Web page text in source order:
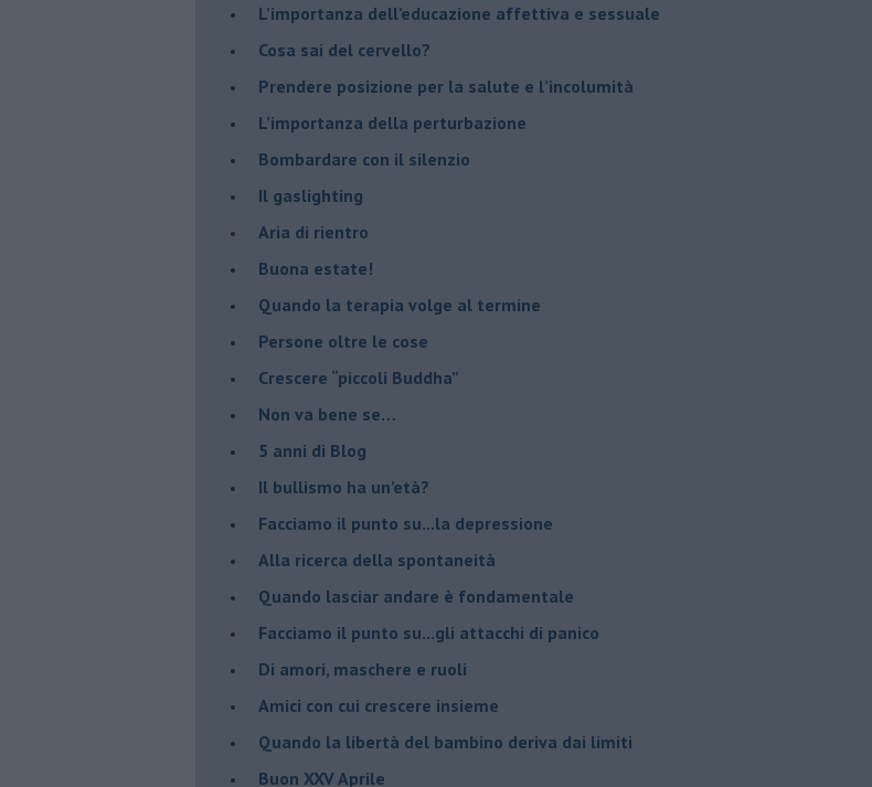
​L’importanza dell’educazione affettiva e sessuale
​Cosa sai del cervello?
Prendere posizione per la salute e l’incolumità
L’importanza della perturbazione
​Bombardare con il silenzio
Il gaslighting
Aria di rientro
Buona estate!
​Quando la terapia volge al termine
​Persone oltre le cose
​Crescere “piccoli Buddha”
Non va bene se…
​5 anni di Blog
​Il bullismo ha un’età?
Facciamo il punto su...la depressione
​Alla ricerca della spontaneità
​Quando lasciar andare è fondamentale
Facciamo il punto su...gli attacchi di panico
Di amori, maschere e ruoli
​Amici con cui crescere insieme
​Quando la libertà del bambino deriva dai limiti
Buon XXV Aprile